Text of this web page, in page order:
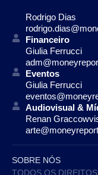
Rodrigo Dias
Financeiro
Giulia Ferrucci
Eventos
Giulia Ferrucci
Audiovisual &
Renan
SOBRE NÓS
TODOS OS